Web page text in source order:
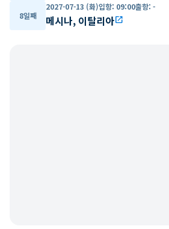
8일째
2027-07-13 (화)입항: 09:00출항: -
메시나, 이탈리아open_in_new